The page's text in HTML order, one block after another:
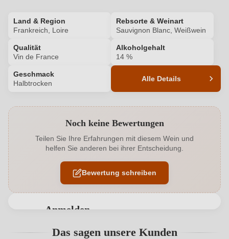
Land & Region
Frankreich, Loire
Rebsorte & Weinart
Sauvignon Blanc, Weißwein
Qualität
Vin de France
Alkoholgehalt
14 %
Geschmack
Halbtrocken
Alle Details
Alkoholgehalt in % 14 %
Allergene Enthält Sulfite
Bio EU
Noch keine Bewertungen
Teilen Sie Ihre Erfahrungen mit diesem Wein und
helfen Sie anderen bei ihrer Entscheidung.
Bewertung schreiben
Anmelden
Benutzern abgegeben werden. Bitte loggen Sie sich
Das sagen unsere Kunden